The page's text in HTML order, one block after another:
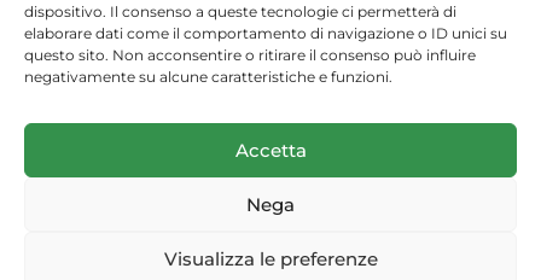
dispositivo. Il consenso a queste tecnologie ci permetterà di
elaborare dati come il comportamento di navigazione o ID unici su
questo sito. Non acconsentire o ritirare il consenso può influire
negativamente su alcune caratteristiche e funzioni.
Accetta
Nega
Visualizza le preferenze